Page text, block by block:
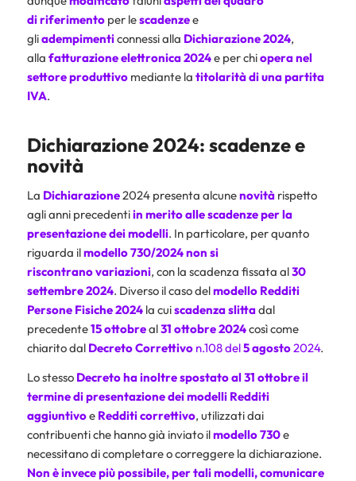
diriferimentoper lescadenzee
gliadempimenticonnessi alla Dichiarazione 2024,
alla fatturazione elettronica 2024e per chiopera nel
settore produttivomediante la titolarità di una partita
IVA.
Dichiarazione 2024: scadenze e
novità
La Dichiarazione2024 presenta alcunenovitàrispetto
agli anni precedentiin merito alle scadenze per la
presentazione dei modelli. In particolare, per quanto
riguarda ilmodello 730/2024non si
riscontranovariazioni, con la scadenza fissata al30
settembre 2024. Diverso il caso delmodello Redditi
Persone Fisiche 2024la cuiscadenza slittadal
precedente15 ottobreal31 ottobre 2024così come
chiarito dal Decreto Correttivon.108 del5 agosto2024.
Lo stesso Decretoha inoltre spostato al 31 ottobre il
termine di presentazione deimodelli Redditi
aggiuntivoe Redditi correttivo, utilizzati dai
contribuenti che hanno già inviato ilmodello 730e
necessitano di completare o correggere la dichiarazione.
Non è invece più possibile, per tali modelli, comunicare